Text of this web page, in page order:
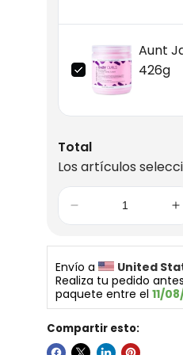
Aunt
426g
Total
Los artículos
Envío a
United
Realiza tu pedido
paquete entre el 11/
Compartir esto: